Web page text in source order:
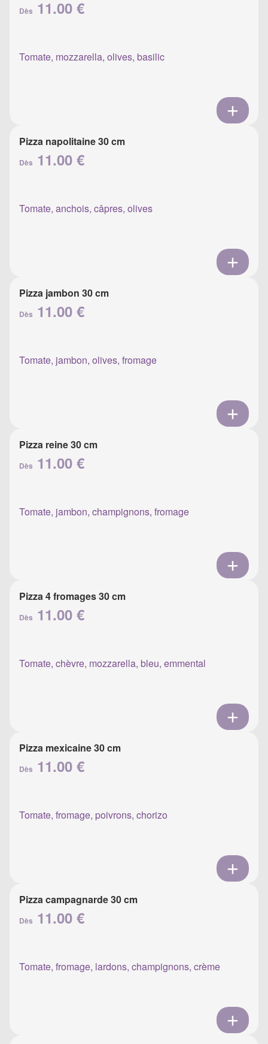
Dès 11.00 €
Tomate, mozzarella, olives, basilic
Pizza napolitaine 30 cm
Dès 11.00 €
Tomate, anchois, câpres, olives
Pizza jambon 30 cm
Dès 11.00 €
Tomate, jambon, olives, fromage
Pizza reine 30 cm
Dès 11.00 €
Tomate, jambon, champignons, fromage
Pizza 4 fromages 30 cm
Dès 11.00 €
Tomate, chèvre, mozzarella, bleu, emmental
Pizza mexicaine 30 cm
Dès 11.00 €
Tomate, fromage, poivrons, chorizo
Pizza campagnarde 30 cm
Dès 11.00 €
Tomate, fromage, lardons, champignons, crème